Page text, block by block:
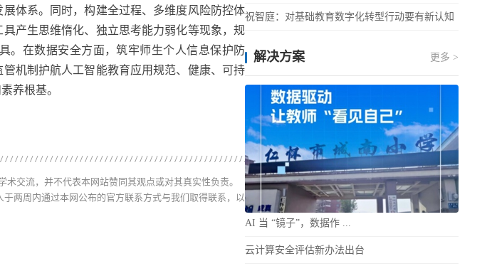
体系。同时，构建全过程、多维度风险防控体
产生思维惰化、独立思考能力弱化等现象，规
。在数据安全方面，筑牢师生个人信息保护防
机制护航人工智能教育应用规范、健康、可持
养根基。
交流，并不代表本网站赞同其观点或对其真实性负责。
两周内通过本网公布的官方联系方式与我们取得联系，以
祝智庭：对基础教育数字化转型行动要有新认知
解决方案 更多 >
AI 当 “镜子”，数据作 ...
云计算安全评估新办法出台